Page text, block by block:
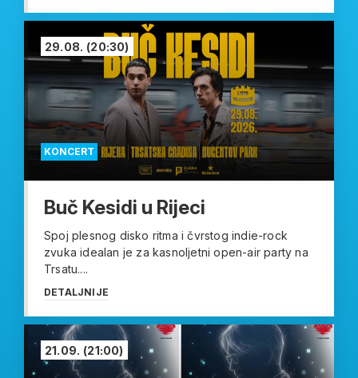
KONCERT
29.08. (20:30)
Buč Kesidi u Rijeci
Spoj plesnog disko ritma i čvrstog indie-rock
zvuka idealan je za kasnoljetni open-air party na
Trsatu....
DETALJNIJE
21.09. (21:00)